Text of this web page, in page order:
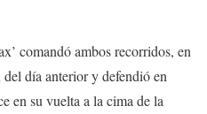
comandó ambos recorridos, en
día anterior y defendió en
en su vuelta a la cima de la